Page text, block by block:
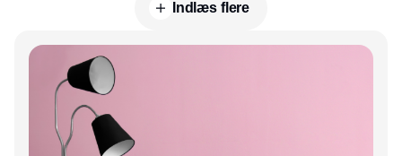
Indlæs flere
Annonce